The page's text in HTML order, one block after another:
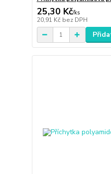
25,30 Kč/ks
20,91 Kč bez DPH